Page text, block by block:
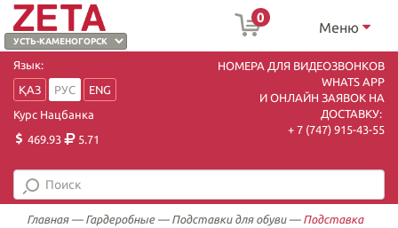
0
Меню
Язык:
ҚАЗ
РУС
ENG
Курс Нацбанка
469.93
5.71
НОМЕРА ДЛЯ ВИДЕОЗВОНКОВ
WHATS APP
И ОНЛАЙН ЗАЯВОК НА
ДОСТАВКУ:
+ 7 (747) 915-43-55
Главная— Гардеробные— Подставки для обуви— Подставка